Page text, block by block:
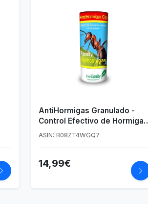
AntiHormigas Granulado -
Control Efectivo de Hormigas
para Interior, Exterior y Jardín
ASIN: B08ZT4WGQ7
14,99€